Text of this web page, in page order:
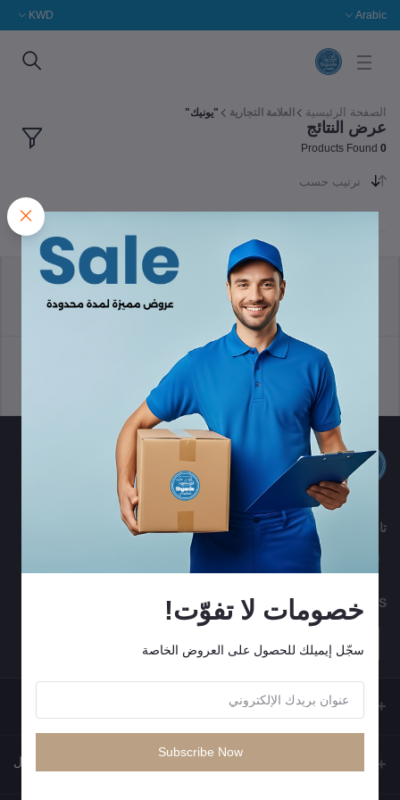
Arabic
KWD
الصفحة الرئيسية العلامة التجارية "يونيك"
عرض النتائج
0
ترتيب حسب
الشروط والأحكام
سياسة الإرجاع
سياسة الدعم سياسة الخصوصية
تابعنا
MOBILE APPS
جهات الاتصال
خصومات لا تفوّت!
سجّل إيميلك للحصول على العروض الخاصة
Subscribe Now